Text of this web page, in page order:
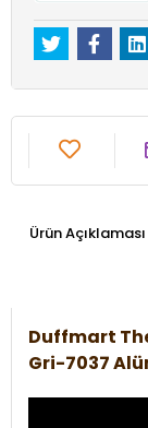
Ürün Açıklaması
Duffmart
Gri-7037